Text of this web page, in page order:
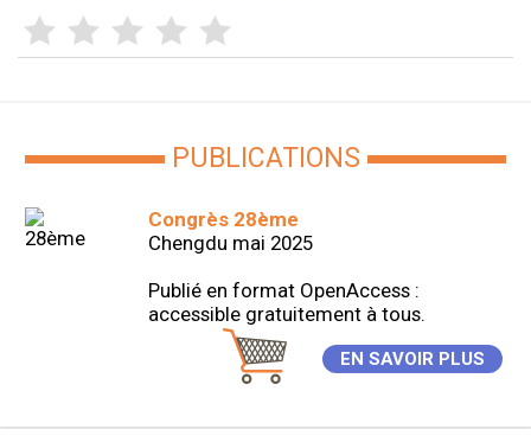
PUBLICATIONS
Congrès 28ème
Chengdu mai 2025
Publié en format OpenAccess :
accessible gratuitement à tous.
EN SAVOIR PLUS